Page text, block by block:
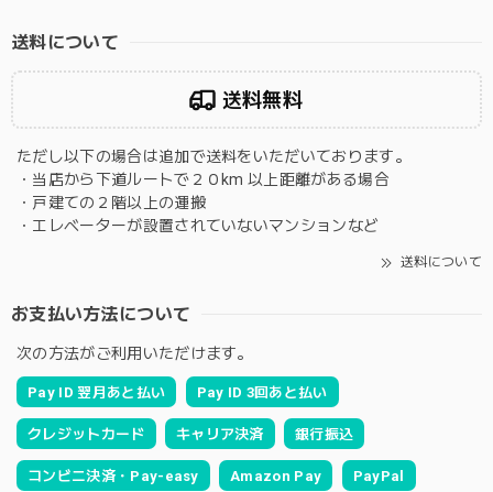
送料について
送料無料
ただし以下の場合は追加で送料をいただいております。
・当店から下道ルートで２０km 以上距離がある場合
・戸建ての２階以上の運搬
・エレベーターが設置されていないマンションなど
送料について
お支払い方法について
次の方法がご利用いただけます。
Pay ID 翌月あと払い Pay ID 3回あと払い
クレジットカード キャリア決済 銀行振込
コンビニ決済・Pay-easy Amazon Pay PayPal